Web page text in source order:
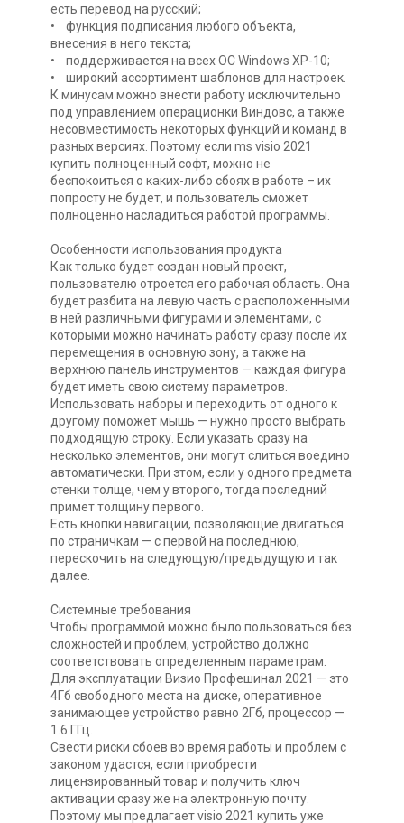
есть перевод на русский;
• функция подписания любого объекта,
внесения в него текста;
• поддерживается на всех ОС Windows XP-10;
• широкий ассортимент шаблонов для настроек.
К минусам можно внести работу исключительно
под управлением операционки Виндовс, а также
несовместимость некоторых функций и команд в
разных версиях. Поэтому если ms visio 2021
купить полноценный софт, можно не
беспокоиться о каких-либо сбоях в работе – их
попросту не будет, и пользователь сможет
полноценно насладиться работой программы.
Особенности использования продукта
Как только будет создан новый проект,
пользователю отроется его рабочая область. Она
будет разбита на левую часть с расположенными
в ней различными фигурами и элементами, с
которыми можно начинать работу сразу после их
перемещения в основную зону, а также на
верхнюю панель инструментов — каждая фигура
будет иметь свою систему параметров.
Использовать наборы и переходить от одного к
другому поможет мышь — нужно просто выбрать
подходящую строку. Если указать сразу на
несколько элементов, они могут слиться воедино
автоматически. При этом, если у одного предмета
стенки толще, чем у второго, тогда последний
примет толщину первого.
Есть кнопки навигации, позволяющие двигаться
по страничкам — с первой на последнюю,
перескочить на следующую/предыдущую и так
далее.
Системные требования
Чтобы программой можно было пользоваться без
сложностей и проблем, устройство должно
соответствовать определенным параметрам.
Для эксплуатации Визио Профешинал 2021 — это
4Гб свободного места на диске, оперативное
занимающее устройство равно 2Гб, процессор —
1.6 ГГц.
Свести риски сбоев во время работы и проблем с
законом удастся, если приобрести
лицензированный товар и получить ключ
активации сразу же на электронную почту.
Поэтому мы предлагает visio 2021 купить уже